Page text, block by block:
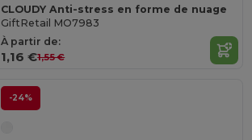
CLOUDY Anti-stress en forme de nuage
GiftRetail MO7983
À partir de:
1,16 €1,55 €
-24%